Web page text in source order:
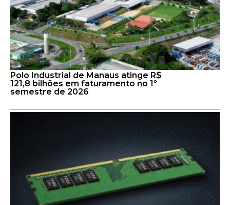
Polo Industrial de Manaus atinge R$
121,8 bilhões em faturamento no 1º
semestre de 2026